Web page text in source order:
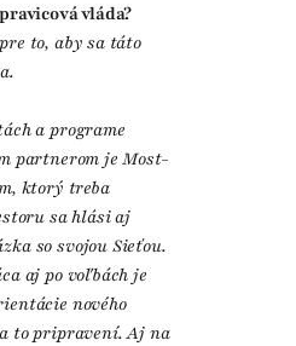
vláda?
to, aby sa táto
a programe
partnerom je Most-
ktorý treba
sa hlási aj
so svojou Sieťou.
aj po voľbách je
nového
to pripravení. Aj na